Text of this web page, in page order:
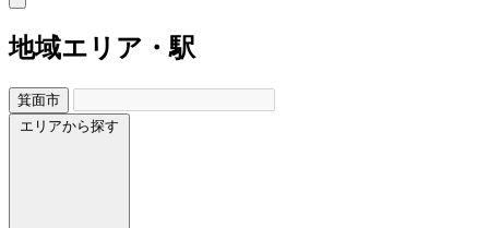
地域エリア・駅
箕面市
エリアから探す